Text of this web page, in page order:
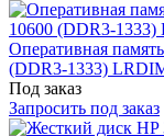
Оперативная
(DDR3-1333)
Под заказ
Запросить под заказ